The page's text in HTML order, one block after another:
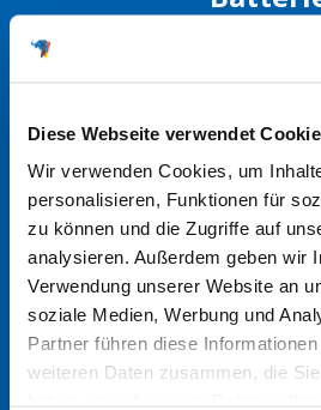
Diese Webseite verwendet
Wir verwenden Cookies, um
personalisieren, Funktionen für
zu können und die Zugriffe auf
analysieren. Außerdem geben wir
Verwendung unserer Website an
soziale Medien, Werbung und
Partner führen diese
weiteren Daten zusammen, die
Manchmal sind die Spezifikationen
Batterie aufgedruckt. Dort finden
Angaben wie Amperestunden
und die physikalischen
Batteriefinder nutzen
Nutzen Sie gerne unseren
von Fahrzeugmarke, Modell und